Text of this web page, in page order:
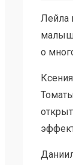
Лейла
малыш
о